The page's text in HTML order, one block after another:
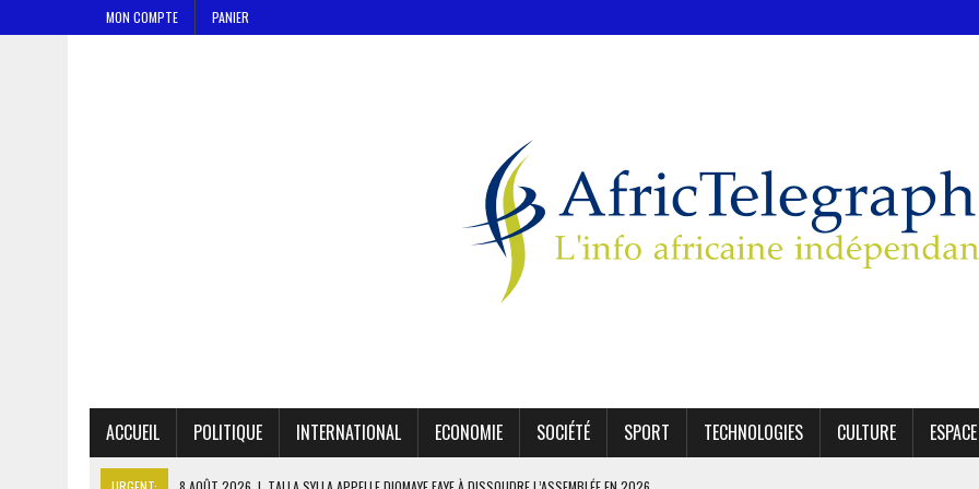
MON COMPTE PANIER
ACCUEIL POLITIQUE INTERNATIONAL ECONOMIE SOCIÉTÉ SPORT TECHNOLOGIES CULTURE